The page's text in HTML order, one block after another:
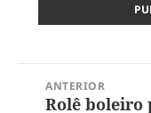
ANTERIOR
Post
Rolê boleiro